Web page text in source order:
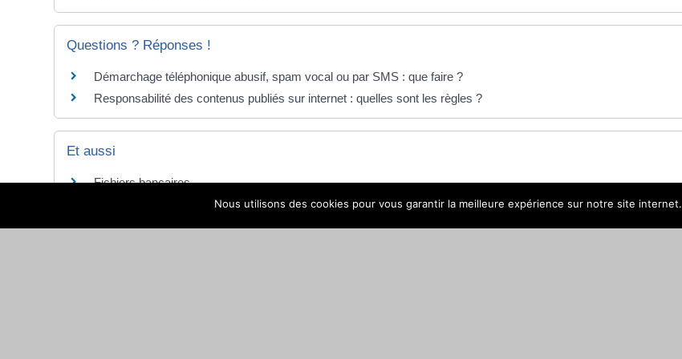
Questions ? Réponses !
Démarchage téléphonique abusif, spam vocal ou par SMS : que faire ?
Responsabilité des contenus publiés sur internet : quelles sont les règles ?
Et aussi
Fichiers bancaires
Argent - Impôts - Consommation
Papiers - Citoyenneté - Élections
Nous utilisons des cookies pour vous garantir la meilleure expérience sur notre site internet.